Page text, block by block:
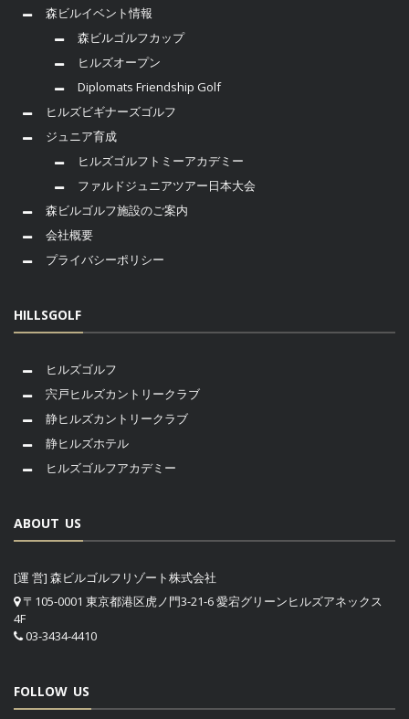
森ビルイベント情報
森ビルゴルフカップ
ヒルズオープン
Diplomats Friendship Golf
ヒルズビギナーズゴルフ
ジュニア育成
ヒルズゴルフトミーアカデミー
ファルドジュニアツアー日本大会
森ビルゴルフ施設のご案内
会社概要
プライバシーポリシー
HILLSGOLF
ヒルズゴルフ
宍戸ヒルズカントリークラブ
静ヒルズカントリークラブ
静ヒルズホテル
ヒルズゴルフアカデミー
ABOUT US
[運 営] 森ビルゴルフリゾート株式会社
〒105-0001 東京都港区虎ノ門3-21-6 愛宕グリーンヒルズアネックス
4F
03-3434-4410
FOLLOW US